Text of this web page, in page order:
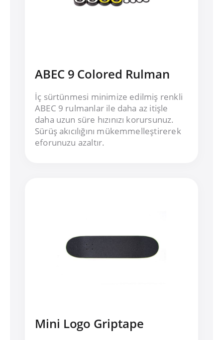
ABEC 9 Colored Rulman
İç sürtünmesi minimize edilmiş renkli
ABEC 9 rulmanlar ile daha az itişle
daha uzun süre hızınızı korursunuz.
Sürüş akıcılığını mükemmelleştirerek
eforunuzu azaltır.
Mini Logo Griptape